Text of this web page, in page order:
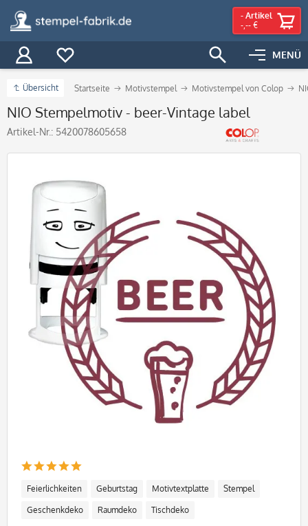
MENÜ
- Artikel
-,-- €
Übersicht Startseite Motivstempel Motivstempel von Colop
NIO Stempelmotiv - beer-Vintage label
Artikel-Nr.: 5420078605658
Feierlichkeiten Geburtstag Motivtextplatte Stempel
Geschenkdeko Raumdeko Tischdeko